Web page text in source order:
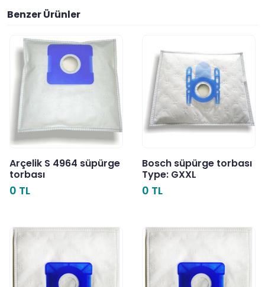
Benzer Ürünler
Arçelik S 4964 süpürge
torbası
0 TL
Bosch süpürge torbası
Type: GXXL
0 TL